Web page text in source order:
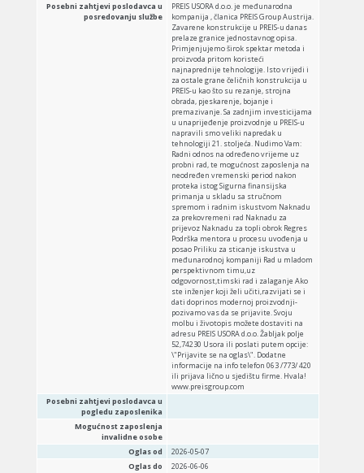
Posebni zahtjevi poslodavca u
posredovanju službe
PREIS USORA d.o.o. je međunarodna
kompanija , članica PREIS Group Austrija.
Zavarene konstrukcije u PREIS-u danas
prelaze granice jednostavnog opisa.
Primjenjujemo širok spektar metoda i
proizvoda pritom koristeći
najnaprednije tehnologije. Isto vrijedi i
za ostale grane čeličnih konstrukcija u
PREIS-u kao što su rezanje, strojna
obrada, pjeskarenje, bojanje i
premazivanje. Sa zadnjim investicijama
u unaprijeđenje proizvodnje u PREIS-u
napravili smo veliki napredak u
tehnologiji 21. stoljeća. Nudimo Vam:
Radni odnos na određeno vrijeme uz
probni rad, te mogućnost zaposlenja na
neodređen vremenski period nakon
proteka istog Sigurna finansijska
primanja u skladu sa stručnom
spremom i radnim iskustvom Naknadu
za prekovremeni rad Naknadu za
prijevoz Naknadu za topli obrok Regres
Podrška mentora u procesu uvođenja u
posao Priliku za sticanje iskustva u
međunarodnoj kompaniji Rad u mladom
perspektivnom timu,uz
odgovornost,timski rad i zalaganje Ako
ste inženjer koji želi učiti,razvijati se i
dati doprinos modernoj proizvodnji-
pozivamo vas da se prijavite. Svoju
molbu i životopis možete dostaviti na
adresu PREIS USORA d.o.o. Žabljak polje
52,74230 Usora ili poslati putem opcije:
\"Prijavite se na oglas\". Dodatne
informacije na info telefon 063 /773/ 420
ili prijava lično u sjedištu firme. Hvala!
www.preisgroup.com
Posebni zahtjevi poslodavca u
pogledu zaposlenika
Mogućnost zaposlenja
invalidne osobe
Oglas od
2026-05-07
Oglas do
2026-06-06